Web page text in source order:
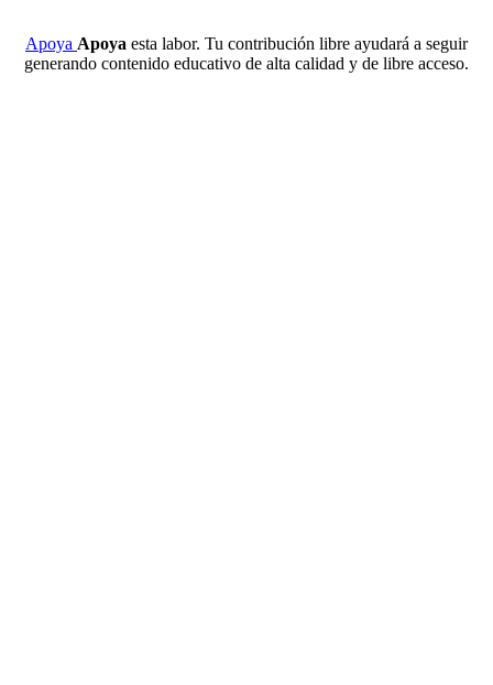
Apoya Apoya esta labor. Tu contribución libre ayudará a seguir
generando contenido educativo de alta calidad y de libre acceso.